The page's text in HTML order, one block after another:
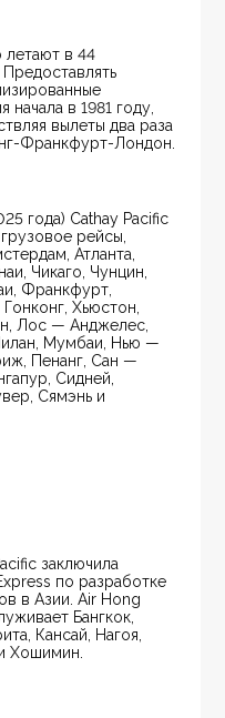
летают в 44
начала в 1981 году,
вылеты два раза
Франкфурт-Лондон.
года) Cathay Pacific
рейсы,
Атланта,
Чикаго, Чунцин,
Франкфурт,
Хьюстон,
Лос — Анджелес,
Мумбаи, Нью —
Пенанг, Сан —
Сидней,
Сямэнь и
заключила
по разработке
в Азии. Air Hong
Бангкок,
Кансай, Нагоя,
Хошимин.